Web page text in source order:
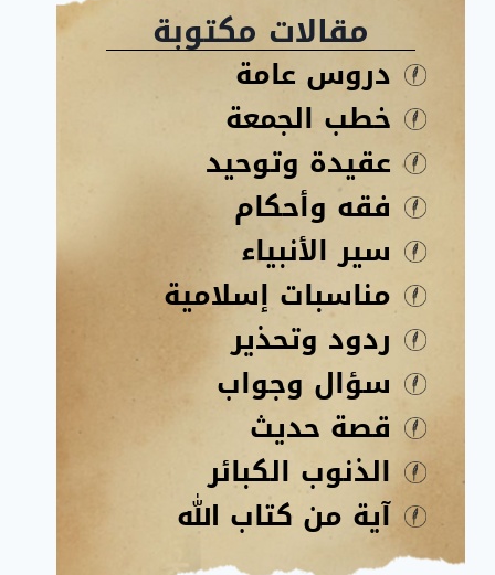
مقالات مكتوبة
دروس عامة
خطب الجمعة
عقيدة وتوحيد
فقه وأحكام
سير الأنبياء
مناسبات إسلامية
ردود وتحذير
سؤال وجواب
قصة حديث
الذنوب الكبائر
آية من كتاب الله